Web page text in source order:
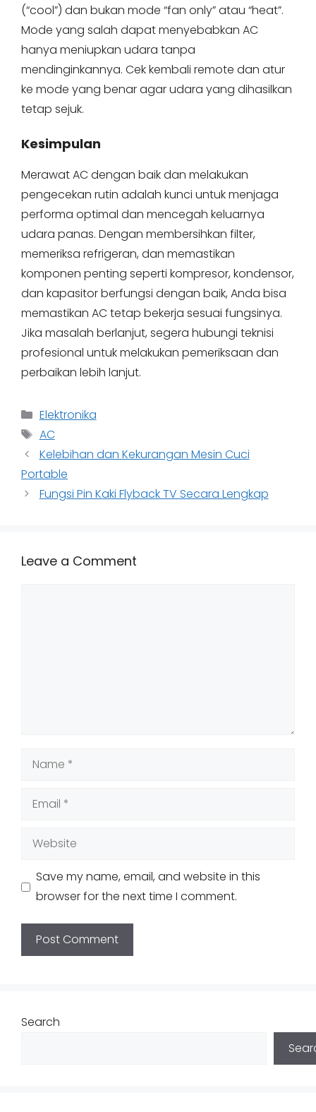
(“cool”) dan bukan mode “fan only” atau “heat”.
Mode yang salah dapat menyebabkan AC
hanya meniupkan udara tanpa
mendinginkannya. Cek kembali remote dan atur
ke mode yang benar agar udara yang dihasilkan
tetap sejuk.
Kesimpulan
Merawat AC dengan baik dan melakukan
pengecekan rutin adalah kunci untuk menjaga
performa optimal dan mencegah keluarnya
udara panas. Dengan membersihkan filter,
memeriksa refrigeran, dan memastikan
komponen penting seperti kompresor, kondensor,
dan kapasitor berfungsi dengan baik, Anda bisa
memastikan AC tetap bekerja sesuai fungsinya.
Jika masalah berlanjut, segera hubungi teknisi
profesional untuk melakukan pemeriksaan dan
perbaikan lebih lanjut.
Categories
Elektronika
Tags
AC
Kelebihan dan Kekurangan Mesin Cuci
Portable
Fungsi Pin Kaki Flyback TV Secara Lengkap
Leave a Comment
Name
Email
Website
Save my name, email, and website in this
browser for the next time I comment.
Search